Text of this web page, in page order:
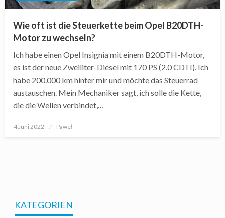
Wie oft ist die Steuerkette beim Opel B20DTH-
Motor zu wechseln?
Ich habe einen Opel Insignia mit einem B20DTH-Motor,
es ist der neue Zweiliter-Diesel mit 170 PS (2.0 CDTI). Ich
habe 200.000 km hinter mir und möchte das Steuerrad
austauschen. Mein Mechaniker sagt, ich solle die Kette,
die die Wellen verbindet,…
Posted
4 Juni 2022 Paweł
KATEGORIEN